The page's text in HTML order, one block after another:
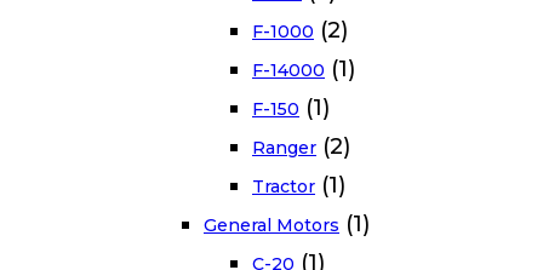
F-1000 (2)
F-14000 (1)
F-150 (1)
Ranger (2)
Tractor (1)
General Motors (1)
C-20 (1)